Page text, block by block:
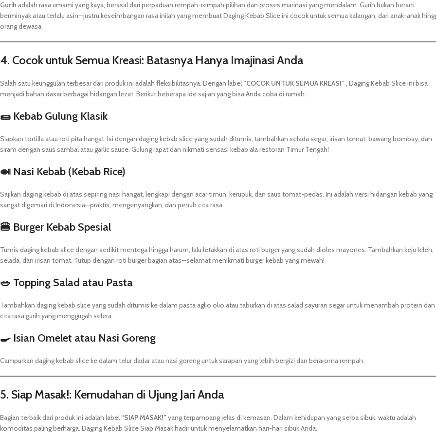
Gurih adalah rasa umami yang kaya, berasal dari perpaduan rempah-rempah pilihan dan proses marinasi yang mendalam. Gurih bukan berarti
berminyak atau terlalu asin—justru keseimbangan rasa inilah yang membuat Daging Kebab Slice ini cocok untuk semua kalangan, dari anak-anak
orang dewasa.
4. Cocok untuk Semua Kreasi: Batasnya Hanya Imajinasi Anda
Salah satu keunggulan terbesar dari produk ini adalah fleksibilitasnya. Dengan label “COCOK UNTUK SEMUA KREASI” , Daging Kebab Slice ini bisa
menjadi bahan dasar berbagai hidangan lezat. Berikut beberapa ide sajian yang bisa Anda coba di rumah:
🌯 Kebab Gulung Klasik
Siapkan tortilla atau roti pita hangat. Isi dengan daging kebab slice yang sudah ditumis, tambahkan selada segar, irisan tomat, bawang bombay, dan
siram dengan saus sambal atau garlic sauce. Gulung rapat dan nikmati sensasi kebab ala restoran Timur Tengah!
🍛 Nasi Kebab (Kebab Rice)
Sajikan daging kebab di atas sepiring nasi hangat, lengkapi dengan acar timun, kerupuk, dan saus tomat-pedas. Ini adalah versi hidangan kebab yang
sangat digemari di Indonesia—praktis, mengenyangkan, dan penuh cita rasa.
🍔 Burger Kebab Spesial
Tumis daging kebab slice dengan sedikit mentega hingga harum, lalu letakkan di atas roti burger yang sudah dioles mayones. Tambahkan keju leleh,
selada, dan irisan tomat. Tutup dengan roti burger bagian atas—selamat menikmati burger kebab yang mewah!
🥗 Topping Salad atau Pasta
Tambahkan daging kebab slice yang sudah ditumis ke dalam pasta aglio olio atau taburkan di atas salad sayuran segar untuk menambah protein dan
cita rasa gurih yang menggugah selera.
🍳 Isian Omelet atau Nasi Goreng
Campurkan daging kebab slice ke dalam telur dadar atau nasi goreng untuk sarapan yang lebih bergizi dan beraroma rempah.
5. Siap Masak!: Kemudahan di Ujung Jari Anda
Bagian terbaik dari produk ini adalah label “SIAP MASAK!” yang terpampang jelas di kemasan. Dalam kehidupan yang serba sibuk, waktu adalah
komoditas paling berharga. Daging Kebab Slice Siap Masak hadir untuk menyelamatkan hari-hari sibuk Anda.